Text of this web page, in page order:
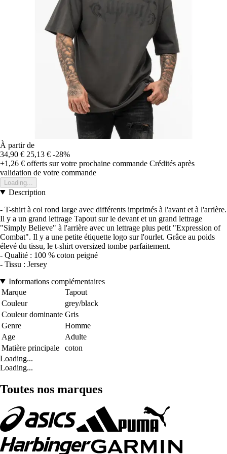
À partir de
34,90 € 25,13 € -28%
+1,26 € offerts sur votre prochaine commande Crédités après
validation de votre commande
Loading...
Description
- T-shirt à col rond large avec différents imprimés à l'avant et à l'arrière.
Il y a un grand lettrage Tapout sur le devant et un grand lettrage
"Simply Believe" à l'arrière avec un lettrage plus petit "Expression of
Combat". Il y a une petite étiquette logo sur l'ourlet. Grâce au poids
élevé du tissu, le t-shirt oversized tombe parfaitement.
- Qualité : 100 % coton peigné
- Tissu : Jersey
Informations complémentaires
Marque
Tapout
Couleur
grey/black
Couleur dominante Gris
Genre
Homme
Age
Adulte
Matière principale
coton
Loading...
Loading...
Toutes nos marques